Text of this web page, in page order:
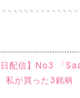
配信】No3 「
私が買った3銘柄